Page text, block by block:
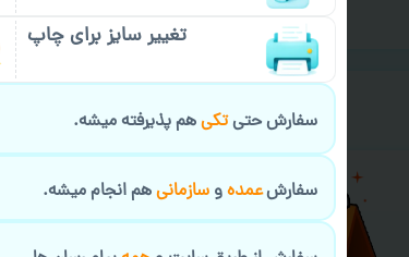
خیالت راحت از سفارش گیری
تغییر سایز برای چاپ
سفارش حتیتکیهم پذیرفته میشه.
سفارشعمدهوسازمانیهم انجام میشه.